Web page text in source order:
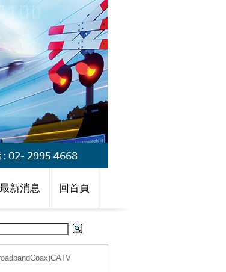
最新消息 回首頁